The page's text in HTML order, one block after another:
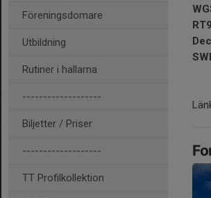
Föreningsdomare
Utbildning
Rutiner i hallarna
-------------------
Biljetter / Priser
-------------------
TT Profilkollektion